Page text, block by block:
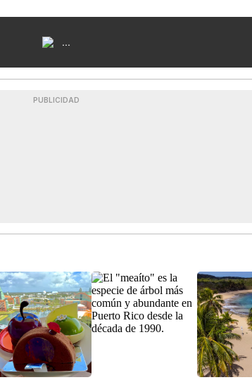
...
PUBLICIDAD